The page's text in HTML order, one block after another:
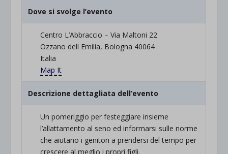
Dove si svolge l’evento
Centro L’Abbraccio – Via Maltoni 22
Ozzano dell Emilia, Bologna 40064
Italia
Map It
Descrizione dettagliata dell’evento
Un pomeriggio per festeggiare insieme
l’allattamento al seno ed informarsi sulle norme
che aiutano i genitori a prendersi del tempo per
crescere al meglio i propri figli.